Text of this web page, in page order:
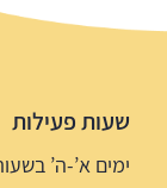
שעות פעילות
ימים א’-ה’ בשעות: 09:00-